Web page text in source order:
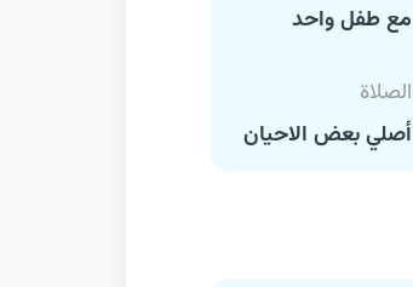
مع طفل واحد
الصلاة
أصلي بعض الاحيان